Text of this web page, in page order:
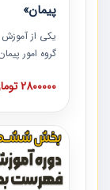
پیمان»
یکی از آموزش‏‏‏‏‏‏
گروه امور
است که در
نکات کلیدی
پیمان به
2800000 تومان